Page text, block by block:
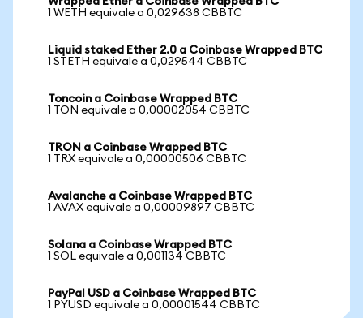
1 WETH equivale a 0,029638 CBBTC
Liquid staked Ether 2.0 a Coinbase Wrapped BTC
1 STETH equivale a 0,029544 CBBTC
Toncoin a Coinbase Wrapped BTC
1 TON equivale a 0,00002054 CBBTC
TRON a Coinbase Wrapped BTC
1 TRX equivale a 0,00000506 CBBTC
Avalanche a Coinbase Wrapped BTC
1 AVAX equivale a 0,00009897 CBBTC
Solana a Coinbase Wrapped BTC
1 SOL equivale a 0,001134 CBBTC
PayPal USD a Coinbase Wrapped BTC
1 PYUSD equivale a 0,00001544 CBBTC